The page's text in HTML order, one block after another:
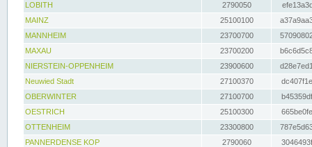
LOBITH
2790050
MAINZ
25100100
MANNHEIM
23700700
MAXAU
23700200
NIERSTEIN-OPPENHEIM
23900600
Neuwied Stadt
27100370
OBERWINTER
27100700
OESTRICH
25100300
OTTENHEIM
23300800
PANNERDENSE KOP
2790060